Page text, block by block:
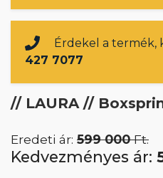
Érdekel a termék,
427 7077
// LAURA //
Eredeti ár: 599 000Ft.
Kedvezményes ár: